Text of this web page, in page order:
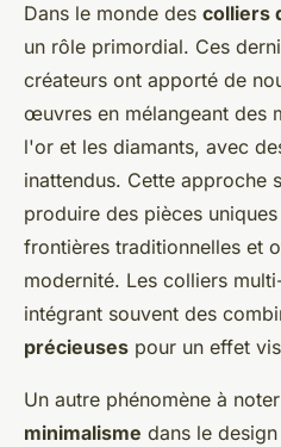
Dans le monde des colliers
un rôle primordial. Ces
créateurs ont apporté de
œuvres en mélangeant des
l'or et les diamants, avec
inattendus. Cette approche
produire des pièces
frontières traditionnelles et
modernité. Les colliers
intégrant souvent des
précieuses pour un effet
Un autre phénomène à
minimalisme dans le